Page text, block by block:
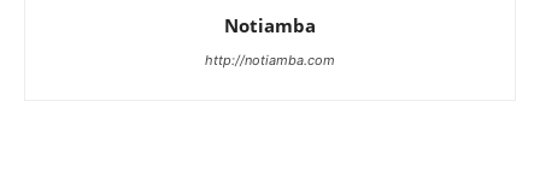
Notiamba
http://notiamba.com